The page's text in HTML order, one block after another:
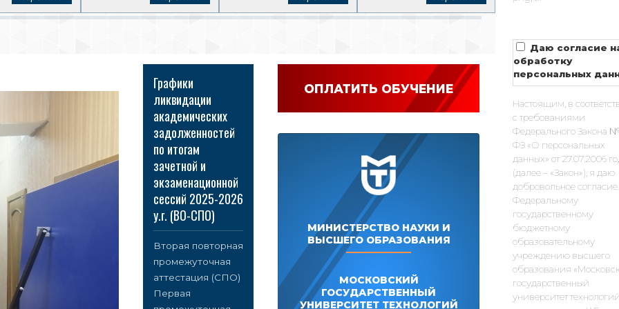
ОПЛАТИТЬ ОБУЧЕНИЕ
МИНИСТЕРСТВО НАУКИ И
ВЫСШЕГО ОБРАЗОВАНИЯ
МОСКОВСКИЙ
ГОСУДАРСТВЕННЫЙ
УНИВЕРСИТЕТ ТЕХНОЛОГИЙ
Графики
ликвидации
академических
задолженностей
по итогам
зачетной и
экзаменационной
сессий 2025-2026
у.г. (ВО-СПО)
Вторая повторная
промежуточная
аттестация (СПО)
Первая
Даю согласие
обработку
персональных
Настоящим, в
с требованиями
Федерального Закона
ФЗ «О персональных
данных» от 27.07.2006
(далее – «Закон»), я даю
добровольное согласие
Федеральному
государственному
бюджетному
образовательному
учреждению высшего
образования
государственный
университет